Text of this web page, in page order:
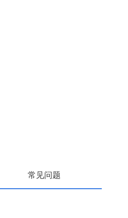
常见问题